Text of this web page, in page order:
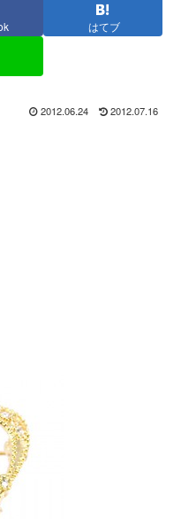
はてブ
2012.06.24 2012.07.16